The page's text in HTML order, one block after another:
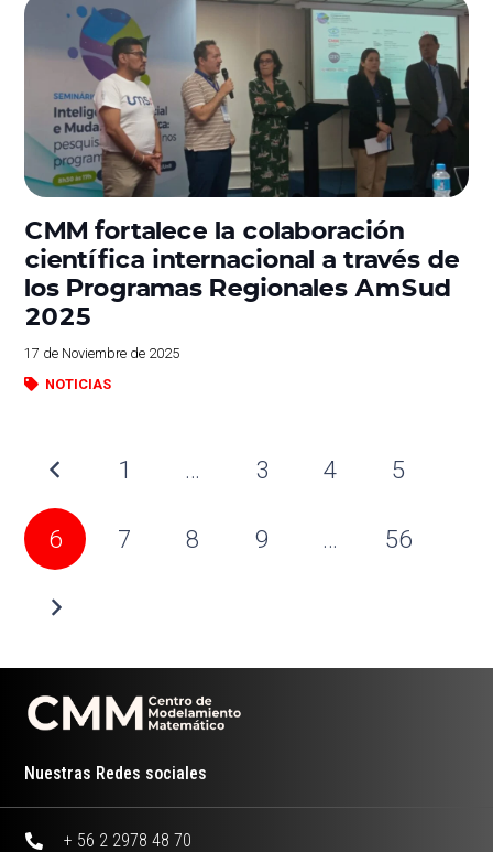
CMM fortalece la colaboración
científica internacional a través de
los Programas Regionales AmSud
2025
17 de Noviembre de 2025
NOTICIAS
1 … 3 4 5
6 7 8 9 … 56
Nuestras Redes sociales
+ 56 2 2978 48 70